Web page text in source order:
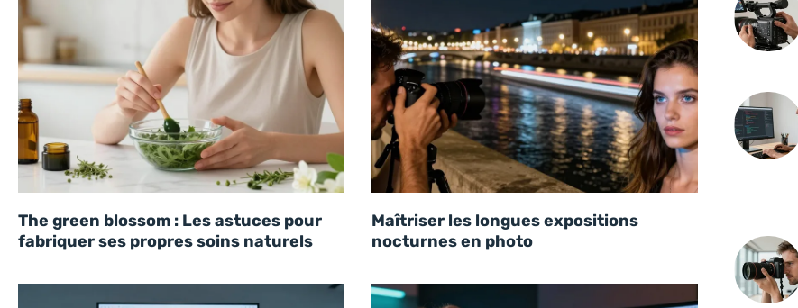
The green blossom : Les astuces pour
fabriquer ses propres soins naturels
Maîtriser les longues expositions
nocturnes en photo